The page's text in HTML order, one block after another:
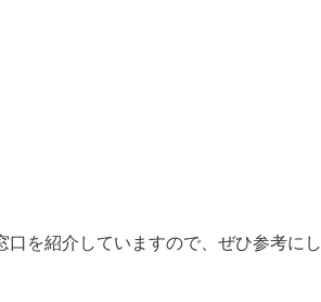
を紹介していますので、ぜひ参考にし